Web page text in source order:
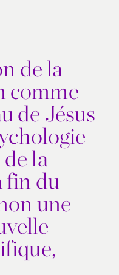
de la
comme
de Jésus
la
fin du
une